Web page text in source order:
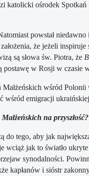
ośrodek
powstał
że jeżeli
są słowa św. Piotra, że
postawę w Rosji w
wśród
wśród emigracji
na przyszłość?
do tego, aby jak
jak to światło
synodalności.
kapłanów i sióstr